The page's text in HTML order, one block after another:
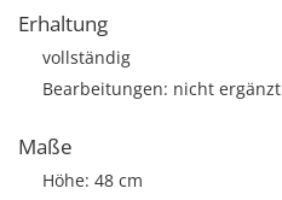
Erhaltung
vollständig
Bearbeitungen: nicht ergänzt
Maße
Höhe: 48 cm